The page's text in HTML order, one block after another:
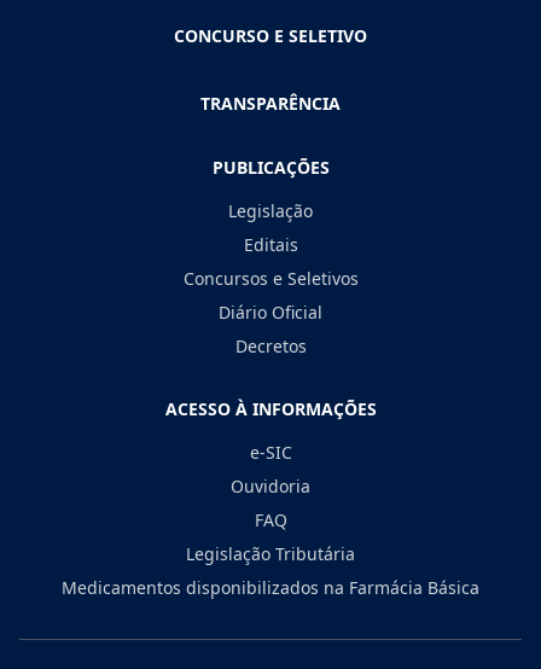
CONCURSO E SELETIVO
TRANSPARÊNCIA
PUBLICAÇÕES
Legislação
Editais
Concursos e Seletivos
Diário Oficial
Decretos
ACESSO À INFORMAÇÕES
e-SIC
Ouvidoria
FAQ
Legislação Tributária
Medicamentos disponibilizados na Farmácia Básica